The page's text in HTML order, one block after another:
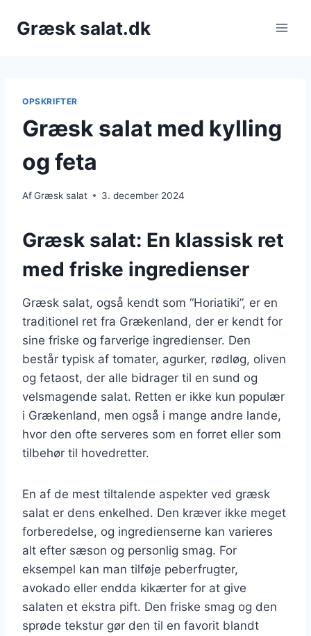
Græsk salat.dk
OPSKRIFTER
Græsk salat med kylling
og feta
AfGræsk salat 3. december 2024
Græsk salat: En klassisk ret
med friske ingredienser
Græsk salat, også kendt som “Horiatiki”, er en
traditionel ret fra Grækenland, der er kendt for
sine friske og farverige ingredienser. Den
består typisk af tomater, agurker, rødløg, oliven
og fetaost, der alle bidrager til en sund og
velsmagende salat. Retten er ikke kun populær
i Grækenland, men også i mange andre lande,
hvor den ofte serveres som en forret eller som
tilbehør til hovedretter.
En af de mest tiltalende aspekter ved græsk
salat er dens enkelhed. Den kræver ikke meget
forberedelse, og ingredienserne kan varieres
alt efter sæson og personlig smag. For
eksempel kan man tilføje peberfrugter,
avokado eller endda kikærter for at give
salaten et ekstra pift. Den friske smag og den
sprøde tekstur gør den til en favorit blandt